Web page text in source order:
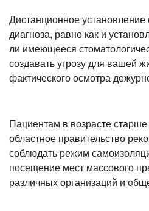
Дистанционное установление
диагноза, равно как и
ли имеющееся
создавать угрозу для вашей
фактического осмотра
Пациентам в возрасте
областное правительство
соблюдать режим
посещение мест массового
различных организаций и